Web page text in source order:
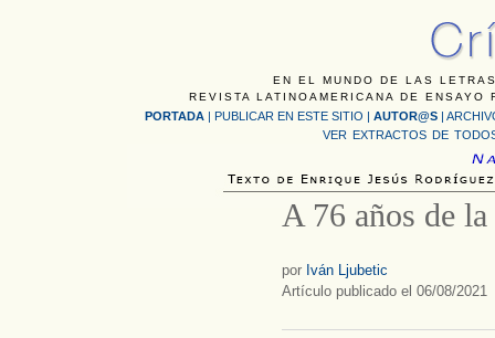
EN EL MUNDO DE LAS
REVISTA LATINOAMERICANA DE
PORTADA | PUBLICAR EN ESTE SITIO | AUTOR@S |
VER EXTRACTOS DE
A 76 años de
por Iván Ljubetic
Artículo publicado el 06/08/2021